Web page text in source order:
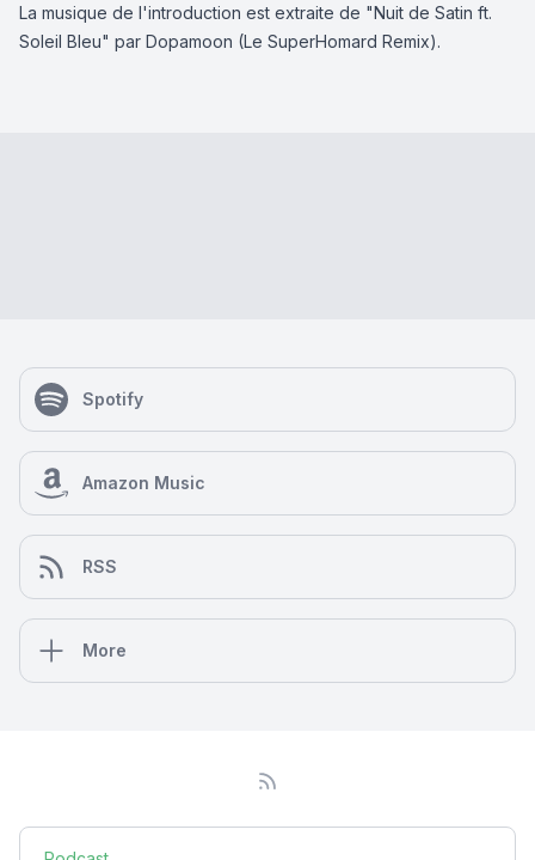
La musique de l'introduction est extraite de "Nuit de Satin ft.
Soleil Bleu" par Dopamoon (Le SuperHomard Remix).
Spotify
Amazon Music
RSS
More